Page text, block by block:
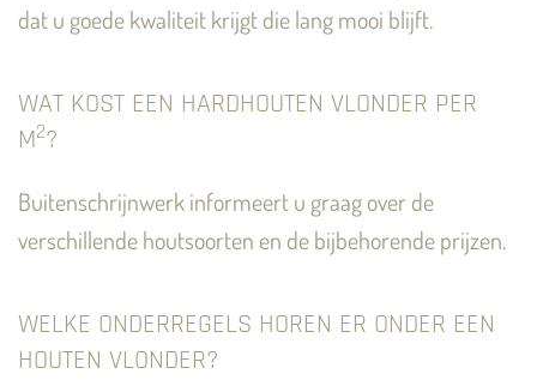
dat u goede kwaliteit krijgt die lang mooi blijft.
WAT KOST EEN HARDHOUTEN VLONDER PER
M2?
Buitenschrijnwerk informeert u graag over de
verschillende houtsoorten en de bijbehorende prijzen.
WELKE ONDERREGELS HOREN ER ONDER EEN
HOUTEN VLONDER?